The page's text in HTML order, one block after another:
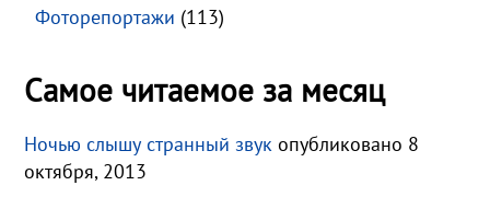
Фоторепортажи (113)
Самое читаемое за месяц
Ночью слышу странный звук опубликовано 8
октября, 2013